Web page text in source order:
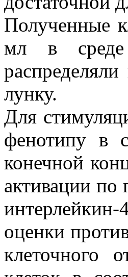
Полученные
мл в среде
лунку.
Для
фенотипу в
конечной
активации по
оценки
клеточного